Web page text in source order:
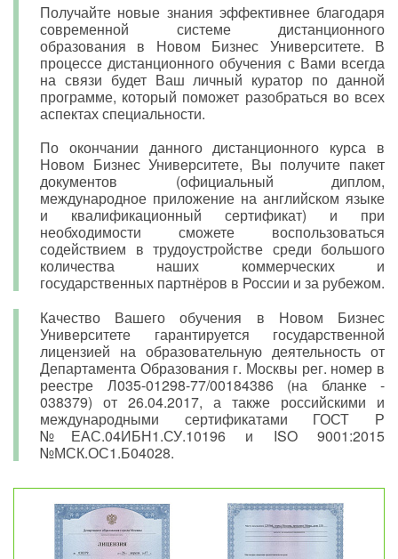
Получайте новые знания эффективнее благодаря
современной системе дистанционного
образования в Новом Бизнес Университете. В
процессе дистанционного обучения с Вами всегда
на связи будет Ваш личный куратор по данной
программе, который поможет разобраться во всех
аспектах специальности.
По окончании данного дистанционного курса в
Новом Бизнес Университете, Вы получите пакет
документов (официальный диплом,
международное приложение на английском языке
и квалификационный сертификат) и при
необходимости сможете воспользоваться
содействием в трудоустройстве среди большого
количества наших коммерческих и
государственных партнёров в России и за рубежом.
Качество Вашего обучения в Новом Бизнес
Университете гарантируется государственной
лицензией на образовательную деятельность от
Департамента Образования г. Москвы рег. номер в
реестре Л035-01298-77/00184386 (на бланке -
038379) от 26.04.2017, а также российскими и
международными сертификатами ГОСТ Р
№ЕАС.04ИБН1.СУ.10196 и ISO 9001:2015
№МСК.ОС1.Б04028.